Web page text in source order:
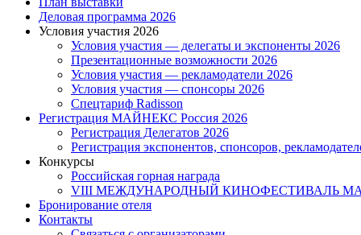
Деловая программа 2026
Условия участия 2026
Условия участия — делегаты и экспоненты 2026
Презентационные возможности 2026
Условия участия — рекламодатели 2026
Условия участия — спонсоры 2026
Спецтариф Radisson
Регистрация МАЙНЕКС Россия 2026
Регистрация Делегатов 2026
Регистрация экспонентов, спонсоров,
Конкурсы
Российская горная награда
VIII МЕЖДУНАРОДНЫЙ КИНОФЕСТИВАЛЬ
Бронирование отеля
Контакты